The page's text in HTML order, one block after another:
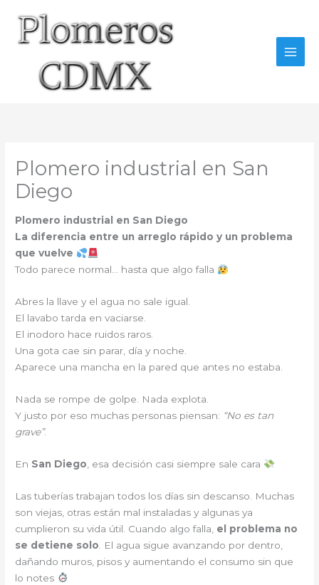
contenido
Plomero industrial en San
Diego
Plomero industrial en San Diego
La diferencia entre un arreglo rápido y un problema
que vuelve
Todo parece normal… hasta que algo falla
Abres la llave y el agua no sale igual.
El lavabo tarda en vaciarse.
El inodoro hace ruidos raros.
Una gota cae sin parar, día y noche.
Aparece una mancha en la pared que antes no estaba.
Nada se rompe de golpe. Nada explota.
Y justo por eso muchas personas piensan: “No es tan
grave”.
En San Diego , esa decisión casi siempre sale cara
Las tuberías trabajan todos los días sin descanso. Muchas
son viejas, otras están mal instaladas y algunas ya
cumplieron su vida útil. Cuando algo falla, el problema no
se detiene solo . El agua sigue avanzando por dentro,
dañando muros, pisos y aumentando el consumo sin que
lo notes